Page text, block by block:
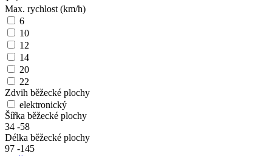
Max. rychlost (km/h)
6
10
12
14
20
22
Zdvih běžecké plochy
elektronický
Šířka běžecké plochy
34 -58
Délka běžecké plochy
97 -145